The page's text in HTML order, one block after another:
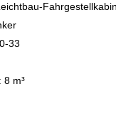
33
8 m³